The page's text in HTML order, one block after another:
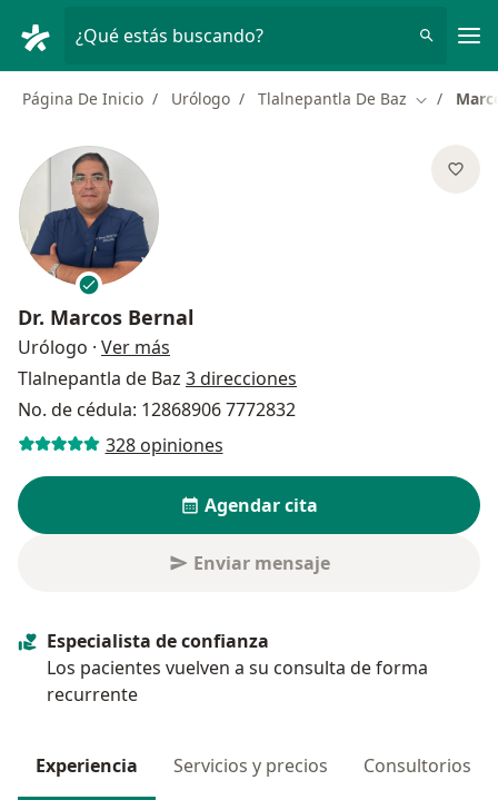
¿Qué estás buscando?
Página De Inicio Urólogo Tlalnepantla De Baz Cambiar
Dr. Marcos Bernal
Urólogo · Ver más
Tlalnepantla de Baz 3 direcciones
No. de cédula: 12868906 7772832
328 opiniones
Agendar cita
Enviar mensaje
Especialista de confianza
Los pacientes vuelven a su consulta de forma
recurrente
Experiencia Servicios y precios Consultorios